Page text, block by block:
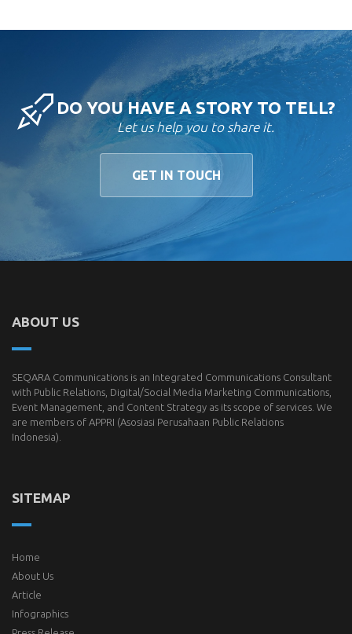
DO YOU HAVE A STORY TO TELL?
Let us help you to share it.
GET IN TOUCH
ABOUT US
SEQARA Communications is an Integrated Communications Consultant
with Public Relations, Digital/Social Media Marketing Communications,
Event Management, and Content Strategy as its scope of services. We
are members of APPRI (Asosiasi Perusahaan Public Relations
Indonesia).
SITEMAP
Home
About Us
Article
Infographics